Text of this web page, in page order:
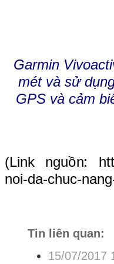
Garmin
mét và sử
GPS và cảm
(Link nguồn:
noi-da-chuc-
Tin liên quan:
15/07/2017